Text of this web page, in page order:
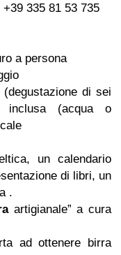
335 81 53 735
a persona
di sei
inclusa (acqua o
un calendario
di libri, un
.
artigianale” a cura
ad ottenere birra